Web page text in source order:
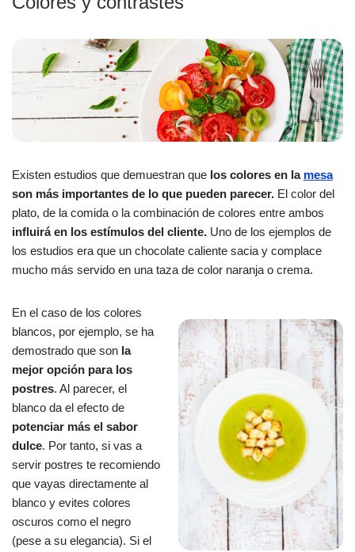
Existen estudios que demuestran que los colores en la mesa
son más importantes de lo que pueden parecer. El color del
plato, de la comida o la combinación de colores entre ambos
influirá en los estímulos del cliente. Uno de los ejemplos de
los estudios era que un chocolate caliente sacia y complace
mucho más servido en una taza de color naranja o crema.
En el caso de los colores
blancos, por ejemplo, se ha
demostrado que son la
mejor opción para los
postres. Al parecer, el
blanco da el efecto de
potenciar más el sabor
dulce. Por tanto, si vas a
servir postres te recomiendo
que vayas directamente al
blanco y evites colores
oscuros como el negro
(pese a su elegancia). Si el